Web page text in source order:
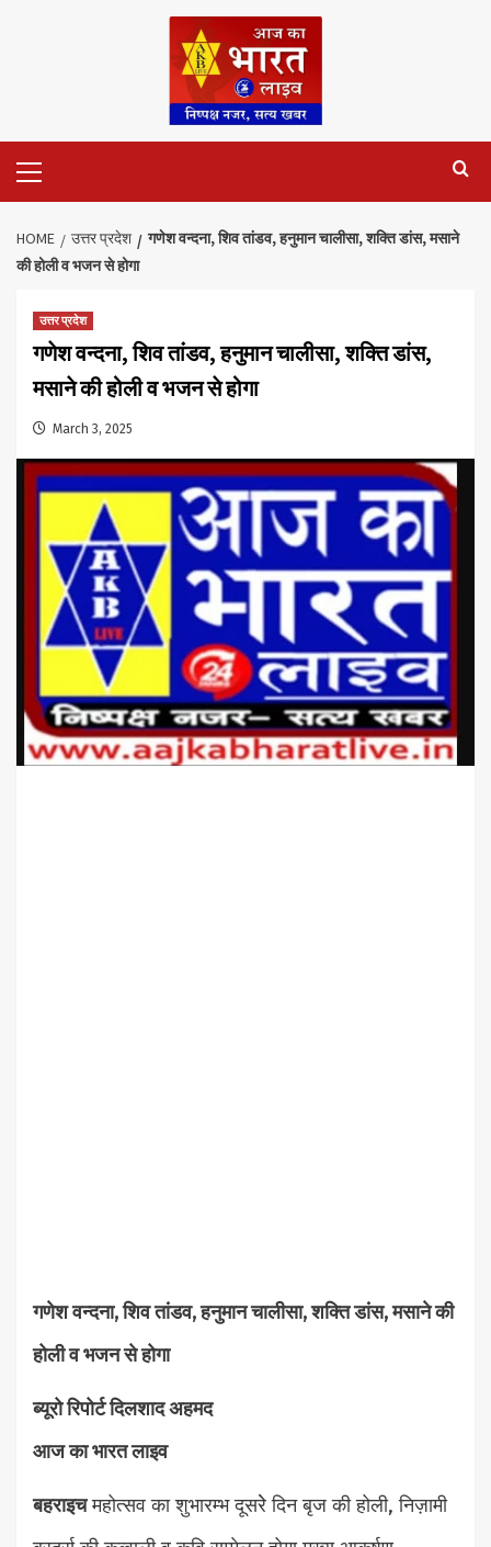
Menu
HOME उत्तर प्रदेश
गणेश वन्दना, शिव तांडव, हनुमान चालीसा, शक्ति डांस, मसाने
की होली व भजन से होगा
उत्तर प्रदेश
गणेश वन्दना, शिव तांडव, हनुमान चालीसा, शक्ति डांस,
मसाने की होली व भजन से होगा
March 3, 2025
गणेश वन्दना, शिव तांडव, हनुमान चालीसा, शक्ति डांस, मसाने की
होली व भजन से होगा
ब्यूरो रिपोर्ट दिलशाद अहमद
आज का भारत लाइव
बहराइचमहोत्सव का शुभारम्भ दूसरेे दिन बृज की होली, निज़ामी